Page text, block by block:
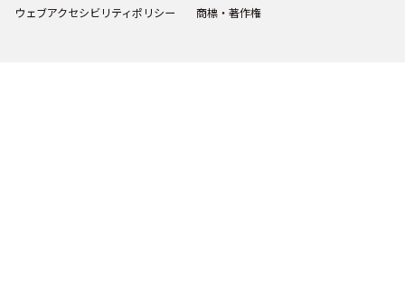
ウェブアクセシビリティポリシー
商標・著作権